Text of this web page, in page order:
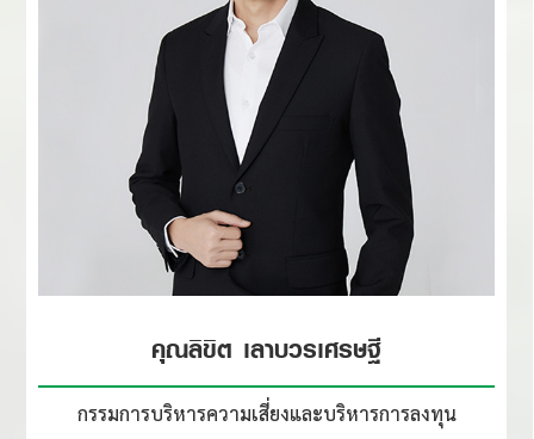
คุณลิขิต เลาบวรเศรษฐี
กรรมการบริหารความเสี่ยงและบริหารการลงทุน